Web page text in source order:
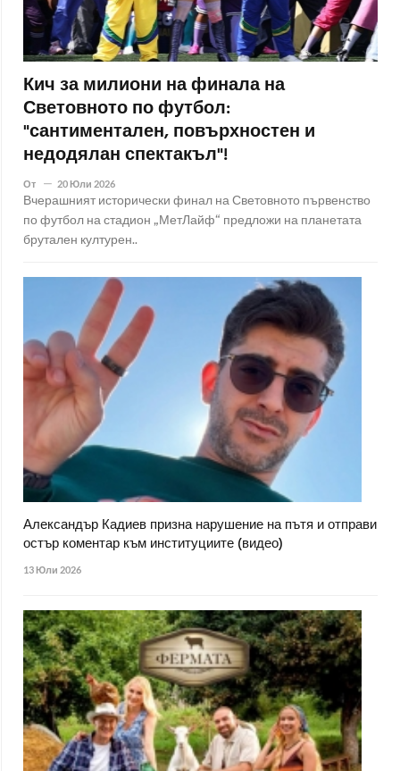
Кич за милиони на финала на
Световното по футбол:
"сантиментален, повърхностен и
недодялан спектакъл"!
От 20 Юли 2026
Вчерашният исторически финал на Световното първенство
по футбол на стадион „МетЛайф“ предложи на планетата
брутален културен..
Александър Кадиев призна нарушение на пътя и отправи
остър коментар към институциите (видео)
13 Юли 2026